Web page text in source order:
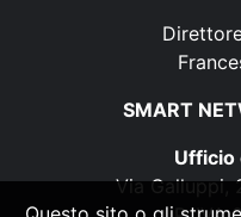
SMART
Ufficio
Via Galluppi,